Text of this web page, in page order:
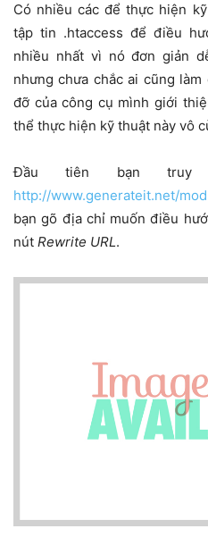
Có nhiều các để thực hiện
tập tin .htaccess để điều
nhiều nhất vì nó đơn giản
nhưng chưa chắc ai cũng
đỡ của công cụ mình giới
thể thực hiện kỹ thuật này vô
Đầu tiên bạn
http://www.generateit.net/
bạn gõ địa chỉ muốn điều
nút Rewrite URL.